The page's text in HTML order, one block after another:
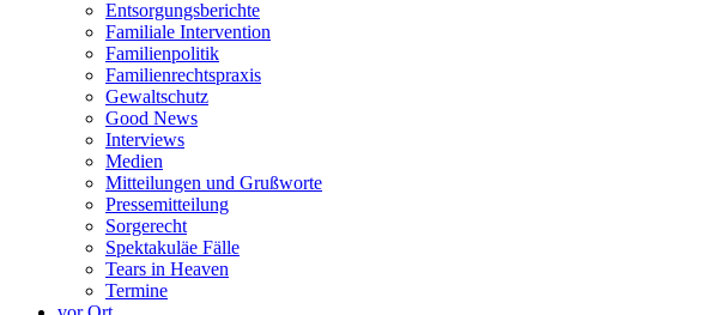
Entsorgungsberichte
Familiale Intervention
Familienpolitik
Familienrechtspraxis
Gewaltschutz
Good News
Interviews
Medien
Mitteilungen und Grußworte
Pressemitteilung
Sorgerecht
Spektakuläe Fälle
Tears in Heaven
Termine